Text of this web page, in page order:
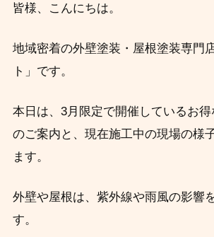
皆様、こんにちは。
地域密着の外壁塗装・屋根塗装専門
ト」です。
本日は、3月限定で開催しているお
のご案内と、現在施工中の現場の様
ます。
外壁や屋根は、紫外線や雨風の影響
す。